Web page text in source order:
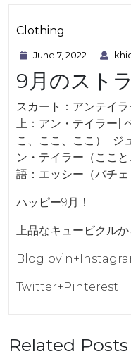
Clothing
Category
June 7, 2022
June
2022
9月のスト
スカート：アンテイ
上：アン・テイラー|
こ、ここ、ここ）| ジ
ン・テイラー（ここ
語：エッシー（バチェ
ハッピー9月！
上品なキュービクル
Twitter+Pinterest
Related Posts